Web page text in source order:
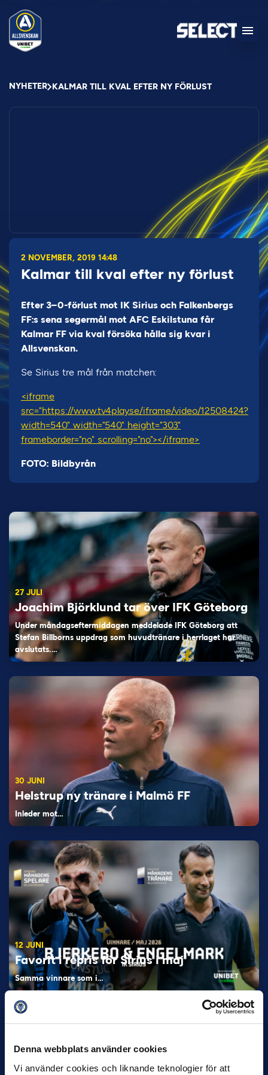
Denna webbplats använder cookies
Vi använder cookies och liknande teknologier för att
NYHETER KALMAR TILL KVAL EFTER NY FÖRLUST
2 NOVEMBER, 2019 14:48
Kalmar till kval efter ny förlust
Efter 3–0-förlust mot IK Sirius och Falkenbergs
FF:s sena segermål mot AFC Eskilstuna får
Kalmar FF via kval försöka hålla sig kvar i
Allsvenskan.
Se Sirius tre mål från matchen:
<iframe
src="https://www.tv4play.se/iframe/video/12508424?
width=540" width="540" height="303"
frameborder="no" scrolling="no"></iframe>
FOTO: Bildbyrån
27 JULI
Joachim Björklund tar över IFK Göteborg
Under måndagseftermiddagen meddelade IFK Göteborg att
Stefan Billborns uppdrag som huvudtränare i herrlaget har
avslutats.…
30 JUNI
Helstrup ny tränare i Malmö FF
Inleder mot…
12 JUNI
Favorit i repris för Sirius i maj
Samma vinnare som i…
11 JUNI